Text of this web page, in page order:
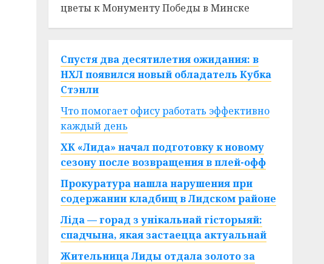
цветы к Монументу Победы в Минске
Спустя два десятилетия ожидания: в
НХЛ появился новый обладатель Кубка
Стэнли
Что помогает офису работать эффективно
каждый день
ХК «Лида» начал подготовку к новому
сезону после возвращения в плей-офф
Прокуратура нашла нарушения при
содержании кладбищ в Лидском районе
Ліда — горад з унікальнай гісторыяй:
спадчына, якая застаецца актуальнай
Жительница Лиды отдала золото за